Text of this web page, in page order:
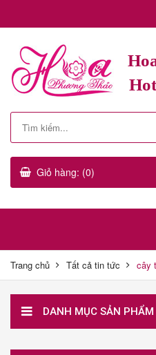
Giỏ hàng: (0)
Trang chủ Tất cả tin tức cây
DANH MỤC SẢN PHẨM